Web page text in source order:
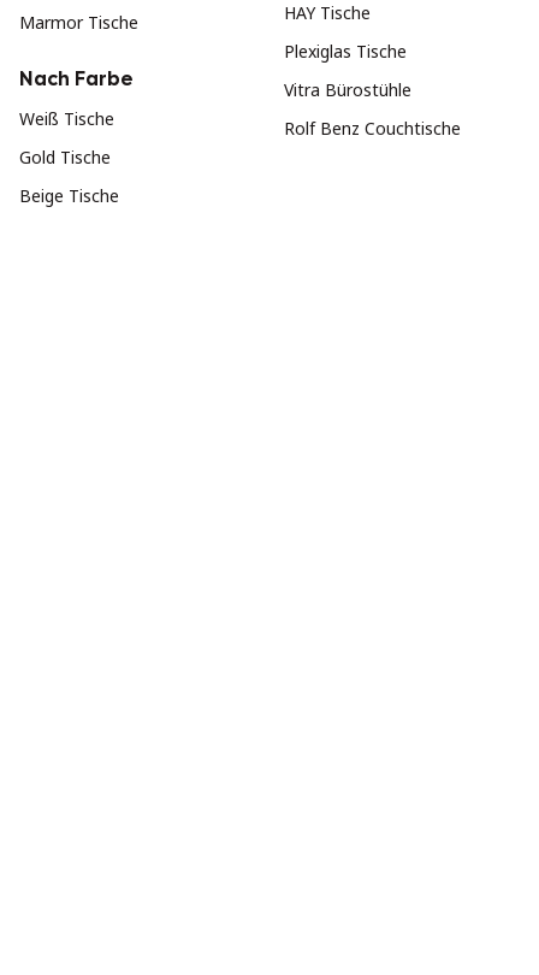
Marmor Tische
Nach Farbe
Weiß Tische
Gold Tische
Beige Tische
HAY Tische
Plexiglas Tische
Vitra Bürostühle
Rolf Benz Couchtische